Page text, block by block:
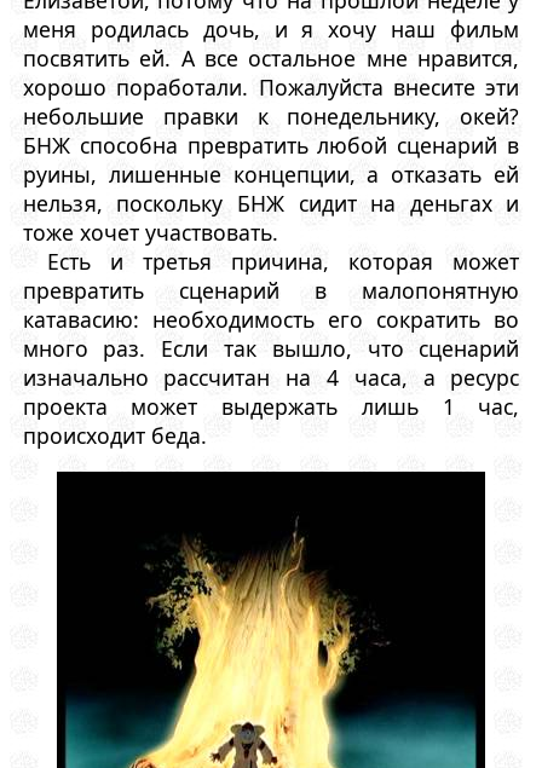
меня родилась дочь, и я хочу наш фильм
посвятить ей. А все остальное мне нравится,
хорошо поработали. Пожалуйста внесите эти
небольшие правки к понедельнику, окей?
БНЖ способна превратить любой сценарий в
руины, лишенные концепции, а отказать ей
нельзя, поскольку БНЖ сидит на деньгах и
тоже хочет участвовать.
Есть и третья причина, которая может
превратить сценарий в малопонятную
катавасию: необходимость его сократить во
много раз. Если так вышло, что сценарий
изначально рассчитан на 4 часа, а ресурс
проекта может выдержать лишь 1 час,
происходит беда.